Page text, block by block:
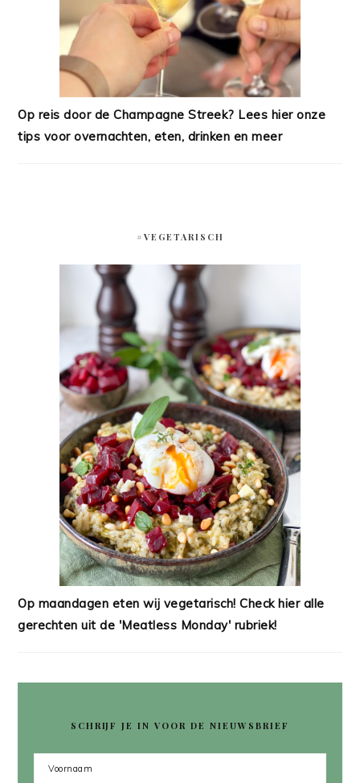
Op reis door de Champagne Streek? Lees hier onze
tips voor overnachten, eten, drinken en meer
#VEGETARISCH
Op maandagen eten wij vegetarisch! Check hier alle
gerechten uit de 'Meatless Monday' rubriek!
SCHRIJF JE IN VOOR DE NIEUWSBRIEF